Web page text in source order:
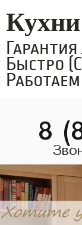
Быстро
Работаем
8